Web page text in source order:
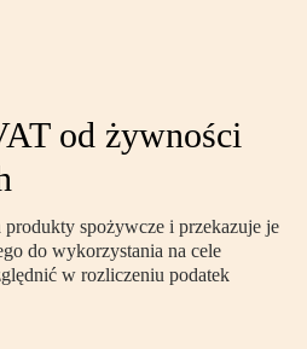
od żywności
spożywcze i przekazuje je
do wykorzystania na cele
w rozliczeniu podatek